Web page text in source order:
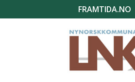
FRAMTIDA.NO